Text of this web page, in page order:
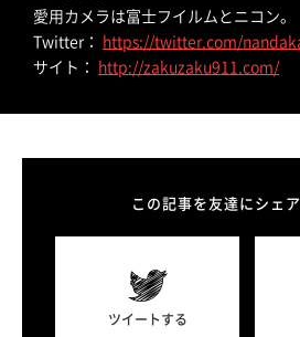
愛用カメラは富士フイルムとニコン。
Twitter：
https://twitter.com/
サイト：
http://zakuzaku911.com/
この記事を友達にシェ
ツイートする